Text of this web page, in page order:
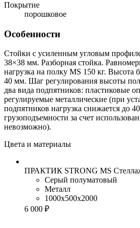
Покрытие
порошковое
Особенности
Стойки с усиленным угловым
38×38 мм. Разборная стойка.
нагрузка на полку MS 150 кг. Высота
40 мм. Шаг регулирования высоты
два вида подпятников: пластиковые
регулируемые металлические (при
подпятников нагрузка снижается до
грузоподъемности за счет
невозможно).
Цвета и материалы
ПРАКТИК STRONG MS
Серый полуматовый
Металл
1000x500x2000
6 000 ₽